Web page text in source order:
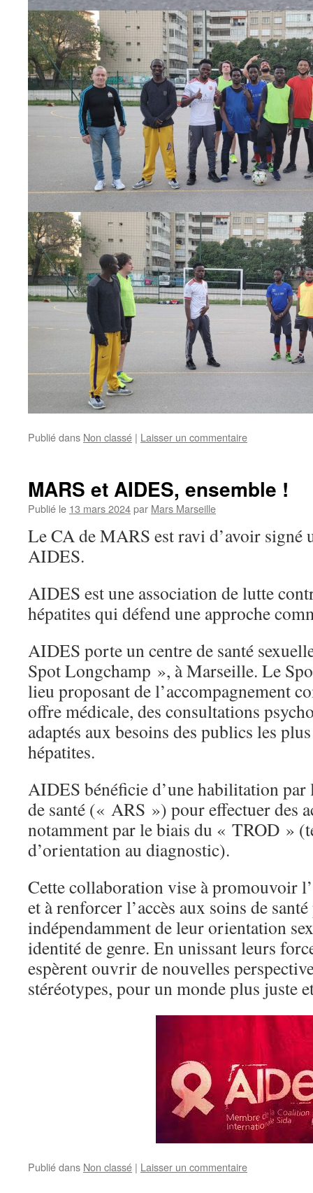
Publié dans Non classé | Laisser un commentaire
MARS et AIDES, ensemble !
Publié le 13 mars 2024par Mars Marseille
Le CA de MARS est ravi d’avoir signé
AIDES.
AIDES est une association de lutte
hépatites qui défend une approche
AIDES porte un centre de santé
Spot Longchamp », à Marseille. Le
lieu proposant de l’accompagnement
offre médicale, des consultations
adaptés aux besoins des publics les
hépatites.
AIDES bénéficie d’une habilitation par
de santé (« ARS ») pour effectuer des
notamment par le biais du « TROD »
d’orientation au diagnostic).
Cette collaboration vise à promouvoir
et à renforcer l’accès aux soins de
indépendamment de leur orientation
identité de genre. En unissant leurs
espèrent ouvrir de nouvelles
stéréotypes, pour un monde plus juste
Publié dans Non classé | Laisser un commentaire